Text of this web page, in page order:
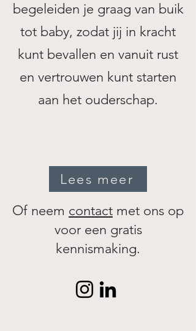
begeleiden je graag van buik
tot baby, zodat jij in kracht
kunt bevallen en vanuit rust
en vertrouwen kunt starten
aan het ouderschap.​
Of neem contact met ons op
voor een gratis
kennismaking.
Lees meer